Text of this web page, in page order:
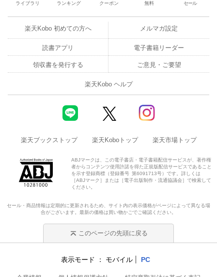
ライブラリ ランキング クーポン 無料 セール
楽天Kobo 初めての方へ メルマガ設定
読書アプリ 電子書籍リーダー
領収書を発行する ご意見・ご要望
楽天Kobo ヘルプ
楽天ブックストップ 楽天Koboトップ 楽天市場トップ
ABJマークは、この電子書店・電子書籍配信サービスが、著作権
者からコンテンツ使用許諾を得た正規版配信サービスであること
を示す登録商標（登録番号 第6091713号）です。詳しくは
［ABJマーク］または［電子出版制作・流通協議会］で検索して
ください。
セール・商品情報は定期的に更新されるため、サイト内の表示価格がページによって異なる場
合がございます。最新の価格は買い物かごでご確認ください。
このページの先頭に戻る
表示モード モバイル PC